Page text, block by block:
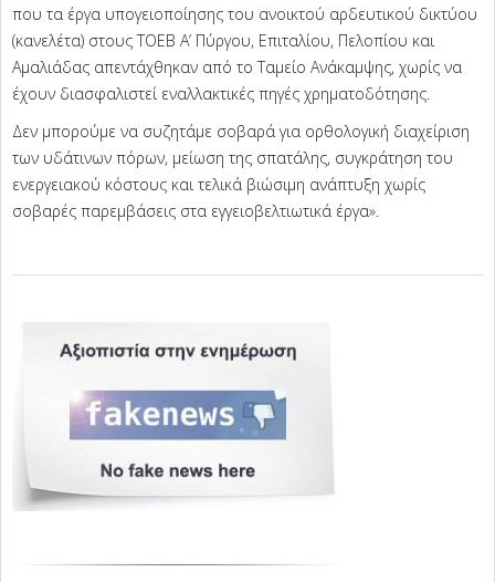
που τα έργα υπογειοποίησης του ανοικτού αρδευτικού δικτύου
(κανελέτα) στους ΤΟΕΒ Α’ Πύργου, Επιταλίου, Πελοπίου και
Αμαλιάδας απεντάχθηκαν από το Ταμείο Ανάκαμψης, χωρίς να
έχουν διασφαλιστεί εναλλακτικές πηγές χρηματοδότησης.
Δεν μπορούμε να συζητάμε σοβαρά για ορθολογική διαχείριση
των υδάτινων πόρων, μείωση της σπατάλης, συγκράτηση του
ενεργειακού κόστους και τελικά βιώσιμη ανάπτυξη χωρίς
σοβαρές παρεμβάσεις στα εγγειοβελτιωτικά έργα».